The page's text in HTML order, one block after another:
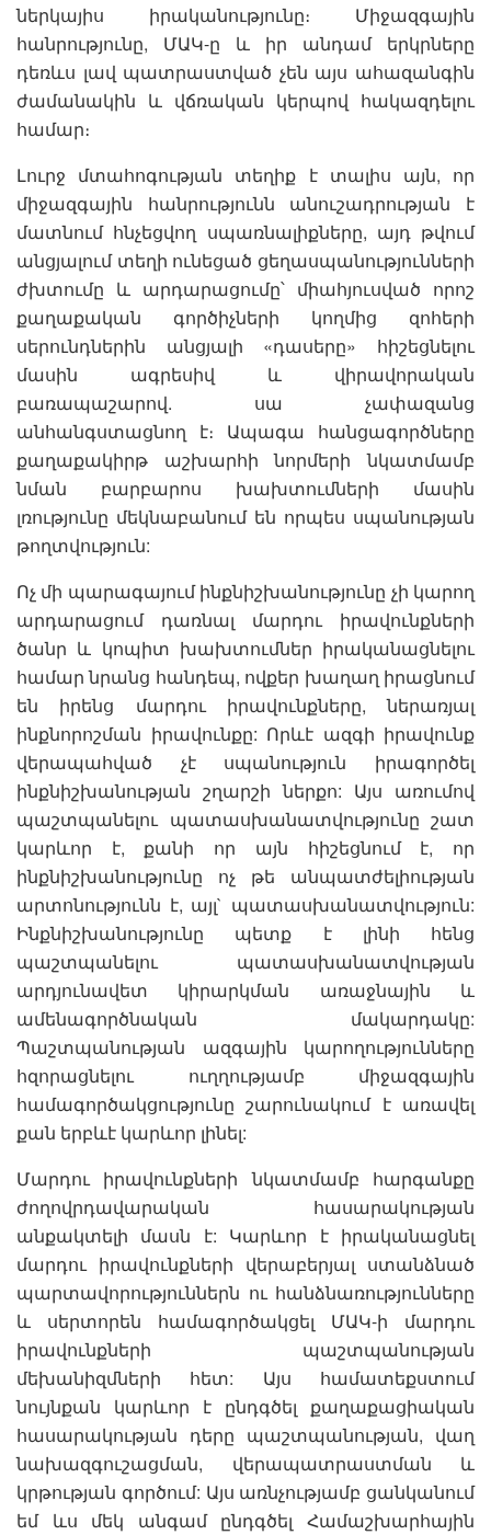
ներկայիս իրականությունը։ Միջազգային
հանրությունը, ՄԱԿ-ը և իր անդամ երկրները
դեռևս լավ պատրաստված չեն այս ահազանգին
ժամանակին և վճռական կերպով հակազդելու
համար։
Լուրջ մտահոգության տեղիք է տալիս այն, որ
միջազգային հանրությունն անուշադրության է
մատնում հնչեցվող սպառնալիքները, այդ թվում
անցյալում տեղի ունեցած ցեղասպանությունների
ժխտումը և արդարացումը՝ միահյուսված որոշ
քաղաքական գործիչների կողմից զոհերի
սերունդներին անցյալի «դասերը» հիշեցնելու
մասին ագրեսիվ և վիրավորական
բառապաշարով. սա չափազանց
անհանգստացնող է։ Ապագա հանցագործները
քաղաքակիրթ աշխարհի նորմերի նկատմամբ
նման բարբարոս խախտումների մասին
լռությունը մեկնաբանում են որպես սպանության
թողտվություն:
Ոչ մի պարագայում ինքնիշխանությունը չի կարող
արդարացում դառնալ մարդու իրավունքների
ծանր և կոպիտ խախտումներ իրականացնելու
համար նրանց հանդեպ, ովքեր խաղաղ իրացնում
են իրենց մարդու իրավունքները, ներառյալ
ինքնորոշման իրավունքը: Որևէ ազգի իրավունք
վերապահված չէ սպանություն իրագործել
ինքնիշխանության շղարշի ներքո: Այս առումով
պաշտպանելու պատասխանատվությունը շատ
կարևոր է, քանի որ այն հիշեցնում է, որ
ինքնիշխանությունը ոչ թե անպատժելիության
արտոնությունն է, այլ` պատասխանատվություն:
Ինքնիշխանությունը պետք է լինի հենց
պաշտպանելու պատասխանատվության
արդյունավետ կիրարկման առաջնային և
ամենագործնական մակարդակը:
Պաշտպանության ազգային կարողությունները
հզորացնելու ուղղությամբ միջազգային
համագործակցությունը շարունակում է առավել
քան երբևէ կարևոր լինել:
Մարդու իրավունքների նկատմամբ հարգանքը
ժողովրդավարական հասարակության
անքակտելի մասն է: Կարևոր է իրականացնել
մարդու իրավունքների վերաբերյալ ստանձնած
պարտավորություններն ու հանձնառությունները
և սերտորեն համագործակցել ՄԱԿ-ի մարդու
իրավունքների պաշտպանության
մեխանիզմների հետ: Այս համատեքստում
նույնքան կարևոր է ընդգծել քաղաքացիական
հասարակության դերը պաշտպանության, վաղ
նախազգուշացման, վերապատրաստման և
կրթության գործում: Այս առնչությամբ ցանկանում
եմ ևս մեկ անգամ ընդգծել Համաշխարհային